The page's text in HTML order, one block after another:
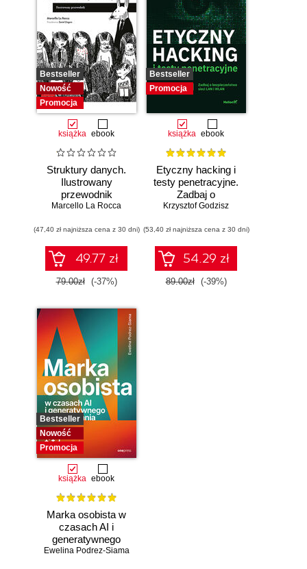
Bestseller
Nowość
Promocja
książka ebook
Struktury danych.
Ilustrowany
przewodnik
Marcello La Rocca
(47,40 zł najniższa cena z 30 dni)
49.77 zł
79.00zł (-37%)
Bestseller
Promocja
książka ebook
Etyczny hacking i
testy penetracyjne.
Zadbaj o
bezpieczeństwo
Krzysztof Godzisz
(53,40 zł najniższa cena z 30 dni)
54.29 zł
89.00zł (-39%)
Bestseller
Nowość
Promocja
książka ebook
Marka osobista w
czasach AI i
generatywnego
wyszukiwania
Ewelina Podrez-Siama